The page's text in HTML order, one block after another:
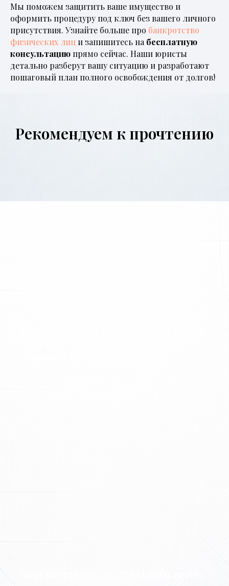
Мы поможем защитить ваше имущество и
оформить процедуру под ключ без вашего личного
присутствия. Узнайте больше про банкротство
физических лиц и запишитесь на бесплатную
консультацию прямо сейчас. Наши юристы
детально разберут вашу ситуацию и разработают
пошаговый план полного освобождения от долгов!
Рекомендуем к прочтению